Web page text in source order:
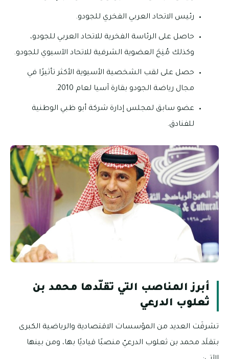
رئيس الاتحاد العربي الفخري للجودو.
حاصل على الرئاسة الفخرية للاتحاد العربي للجودو،
وكذلك مُنِحَ العضوية الشرفية للاتحاد الآسيوي للجودو.
حصل على لقب الشخصية الأسيوية الأكثر تأثيرًا في
مجال رياضة الجودو بقارة آسيا لعام 2010.
عضو سابق لمجلس إدارة شركة أبو ظبي الوطنية
للفنادق.
أبرز المناصب التي تقلّدها محمد بن
ثعلوب الدرعي
تشرفَت العديد من المؤسسات الاقتصادية والرياضية الكبرى
بتقلَد محمد بن ثعلوب الدرعيّ منصبًا قياديًا بها، ومن بينها